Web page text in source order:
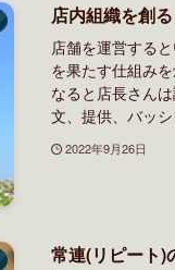
店内組織を創る
店舗を運営する
を果たす仕組み
なると店長さん
文、提供、バッ
2022年9月26日
常連(リピート)